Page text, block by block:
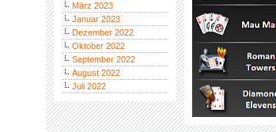
März 2023
Januar 2023
Dezember 2022
Oktober 2022
September 2022
August 2022
Juli 2022